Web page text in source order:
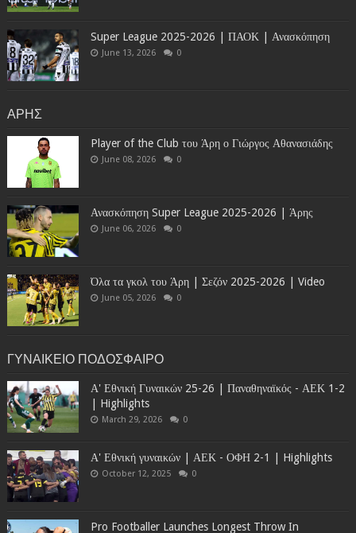
Super League 2025-2026 | ΠΑΟΚ | Ανασκόπηση
June 13, 2026 0
ΑΡΗΣ
Player of the Club του Άρη ο Γιώργος Αθανασιάδης
June 08, 2026 0
Ανασκόπηση Super League 2025-2026 | Άρης
June 06, 2026 0
Όλα τα γκολ του Άρη | Σεζόν 2025-2026 | Video
June 05, 2026 0
ΓΥΝΑΙΚΕΙΟ ΠΟΔΟΣΦΑΙΡΟ
Α' Εθνική Γυναικών 25-26 | Παναθηναϊκός - ΑΕΚ 1-2
| Highlights
March 29, 2026 0
Α' Εθνική γυναικών | ΑΕΚ - ΟΦΗ 2-1 | Highlights
October 12, 2025 0
Pro Footballer Launches Longest Throw In